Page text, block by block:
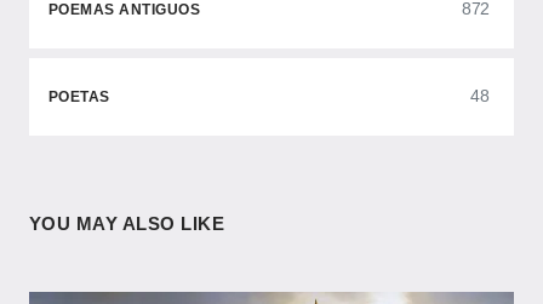
POEMAS ANTIGUOS 872
POETAS 48
YOU MAY ALSO LIKE